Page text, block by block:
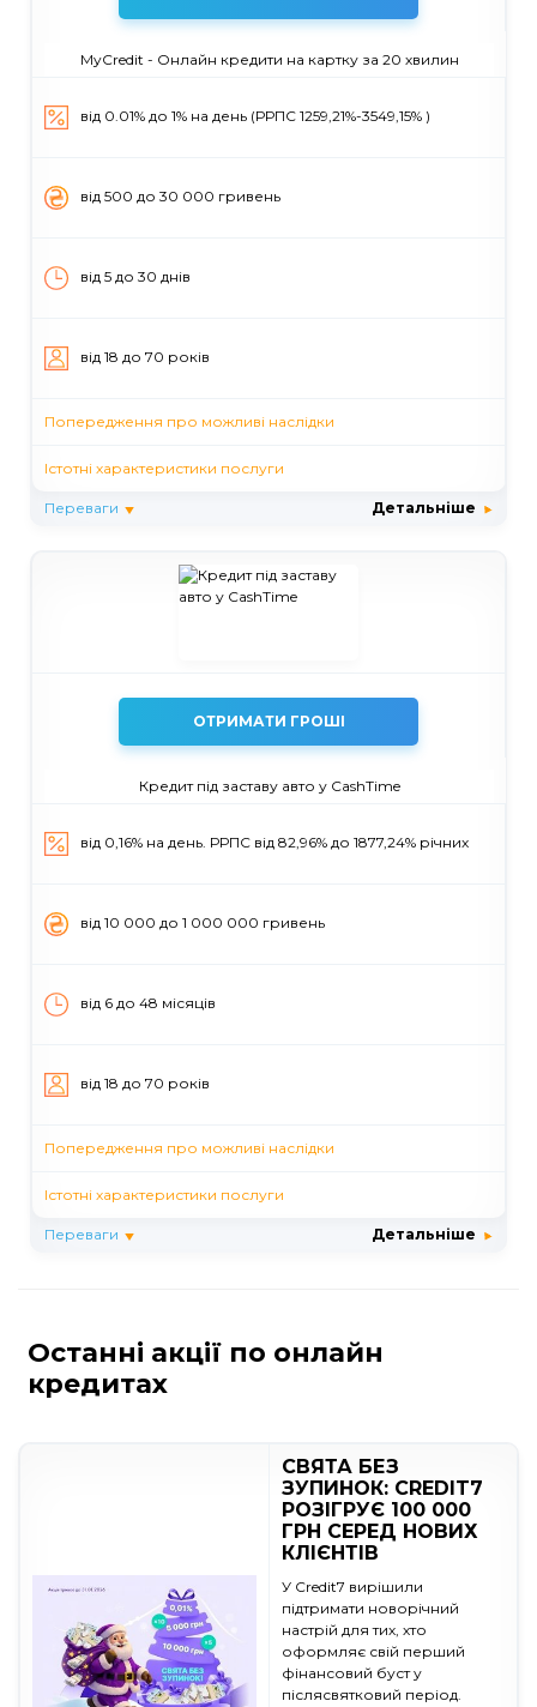
MyCredit - Онлайн кредити на картку за 20 хвилин
від 0.01% до 1% на день (РРПС 1259,21%-3549,15% )
вiд 500 до 30 000 гривень
від 5 до 30 днiв
вiд 18 до 70 рокiв
Попередження про можливі наслідки
Істотні характеристики послуги
Переваги Детальніше
ОТРИМАТИ ГРОШІ
Кредит під заставу авто у CashTime
від 0,16% на день. РРПС від 82,96% до 1877,24% річних
вiд 10 000 до 1 000 000 гривень
від 6 до 48 місяців
вiд 18 до 70 рокiв
Попередження про можливі наслідки
Істотні характеристики послуги
Переваги Детальніше
Останні акції по онлайн
кредитах
СВЯТА БЕЗ
ЗУПИНОК: CREDIT7
РОЗІГРУЄ 100 000
ГРН СЕРЕД НОВИХ
КЛІЄНТІВ
У Credit7 вирішили
підтримати новорічний
настрій для тих, хто
оформляє свій перший
фінансовий буст у
післясвятковий період. ​